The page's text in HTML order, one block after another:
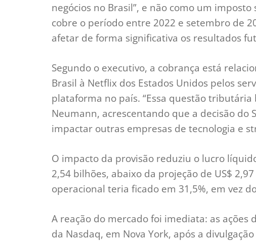
negócios no Brasil”, e não como um
cobre o período entre 2022 e setembro de
afetar de forma significativa os resultados
Segundo o executivo, a cobrança está
Brasil à Netflix dos Estados Unidos pelos
plataforma no país. “Essa questão
Neumann, acrescentando que a decisão do
impactar outras empresas de tecnologia e
O impacto da provisão reduziu o lucro
2,54 bilhões, abaixo da projeção de US$
operacional teria ficado em 31,5%, em vez
A reação do mercado foi imediata: as
da Nasdaq, em Nova York, após a